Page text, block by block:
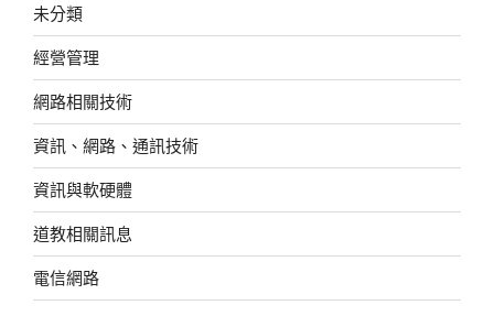
未分類
經營管理
網路相關技術
資訊、網路、通訊技術
資訊與軟硬體
道教相關訊息
電信網路